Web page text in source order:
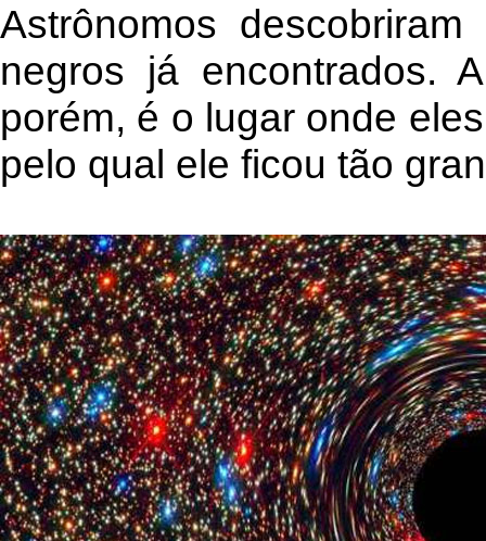
Astrônomos
negros já encontrados.
porém, é o lugar onde
pelo qual ele ficou tão